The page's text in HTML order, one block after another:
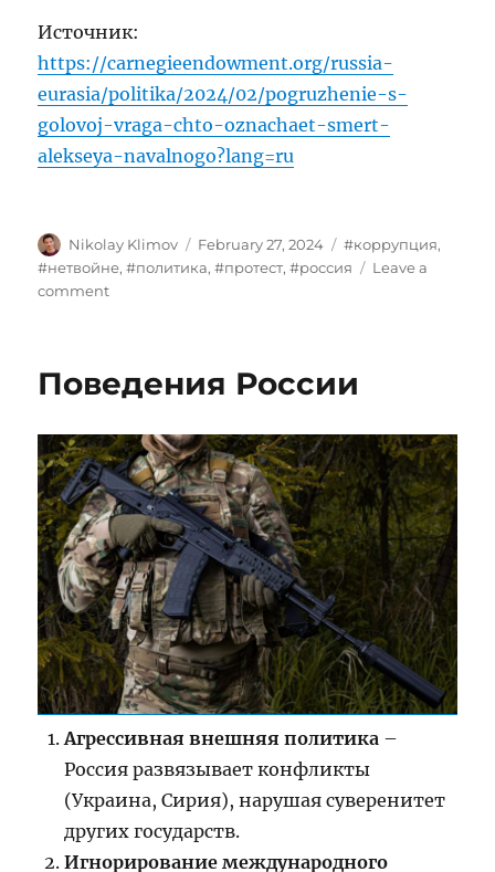
Источник:
https://carnegieendowment.org/russia-
eurasia/politika/2024/02/pogruzhenie-s-
golovoj-vraga-chto-oznachaet-smert-
alekseya-navalnogo?lang=ru
Author
Nikolay Klimov
Posted
on
February 27, 2024 Tags
#коррупция,
#нетвойне,#политика,#протест,#россия
Leave a
commenton
Поведения России
Агрессивная внешняя политика –
Россия развязывает конфликты
(Украина, Сирия), нарушая суверенитет
других государств.
Игнорирование международного